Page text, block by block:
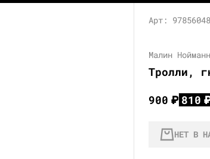
Арт:
Малин Нойманн
Тролли,
900₽ 810
НЕТ В